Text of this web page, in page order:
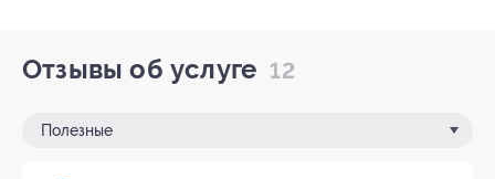
Отзывы об услуге 12
Полезные